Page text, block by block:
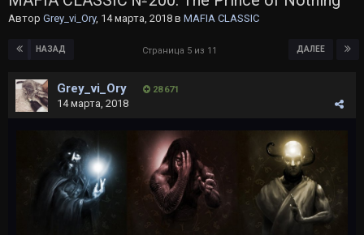
Автор Grey_vi_Ory, 14 марта, 2018 в MAFIA CLASSIC
НАЗАД ДАЛЕЕ
Страница 5 из 11
Grey_vi_Ory 28 671
14 марта, 2018